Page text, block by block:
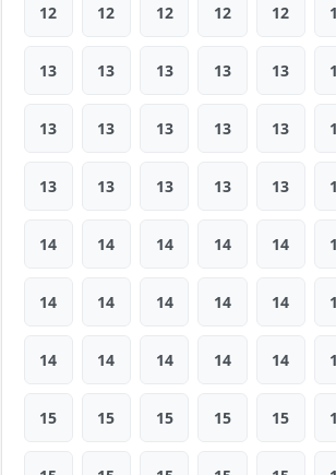
12 12 12 12 12
13 13 13 13 13
13 13 13 13 13
13 13 13 13 13
14 14 14 14 14
14 14 14 14 14
14 14 14 14 14
15 15 15 15 15